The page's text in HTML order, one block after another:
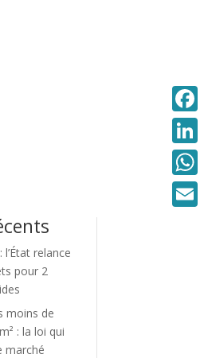
relance
pour 2
moins de
: la loi qui
marché